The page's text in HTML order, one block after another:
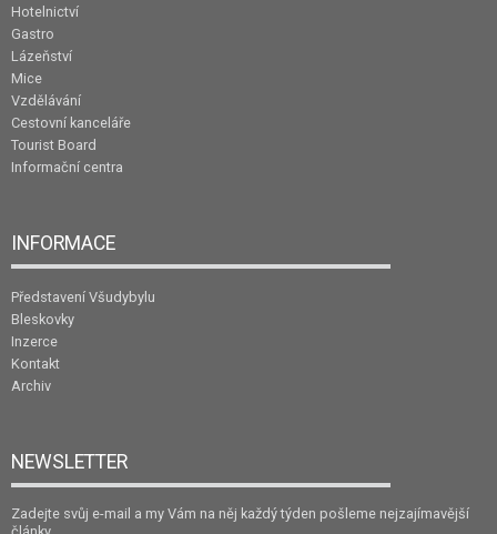
Hotelnictví
Gastro
Lázeňství
Mice
Vzdělávání
Cestovní kanceláře
Tourist Board
Informační centra
INFORMACE
Představení Všudybylu
Bleskovky
Inzerce
Kontakt
Archiv
NEWSLETTER
Zadejte svůj e-mail a my Vám na něj každý týden pošleme nejzajímavější